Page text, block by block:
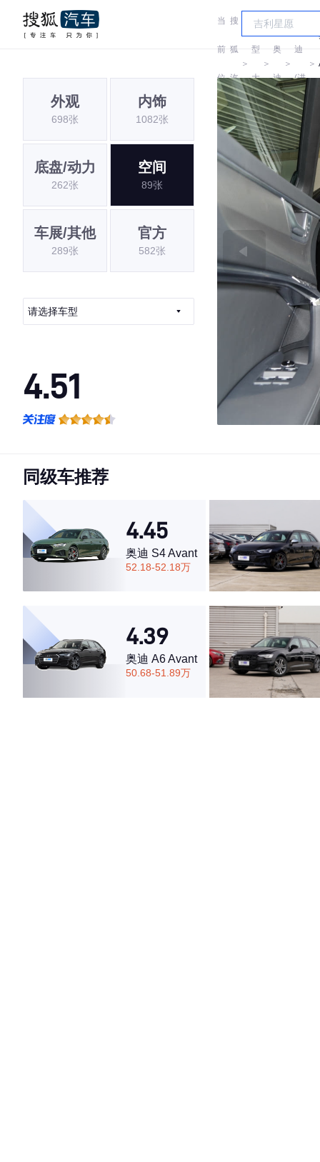
当
前
位
置:
搜
狐
汽
车
＞
车
型
大
全
＞
奥
迪
＞
迪
(进
口)
＞
外观
698张
内饰
1082张
底盘/动力
262张
空间
89张
车展/其他
289张
官方
582张
请选择车型
4.51
·空间表现一般，低于74%同级车
同级车推荐
4.45
奥迪 S4 Avant
52.18-52.18万
4.39
奥迪 A6 Avant
50.68-51.89万